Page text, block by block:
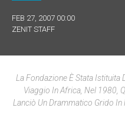
FEB 27, 2007 00:00
ZENIT STAFF
La Fondazione È Stata Istituita
Viaggio In Africa, Nel 1980,
Lanciò Un Drammatico Grido In